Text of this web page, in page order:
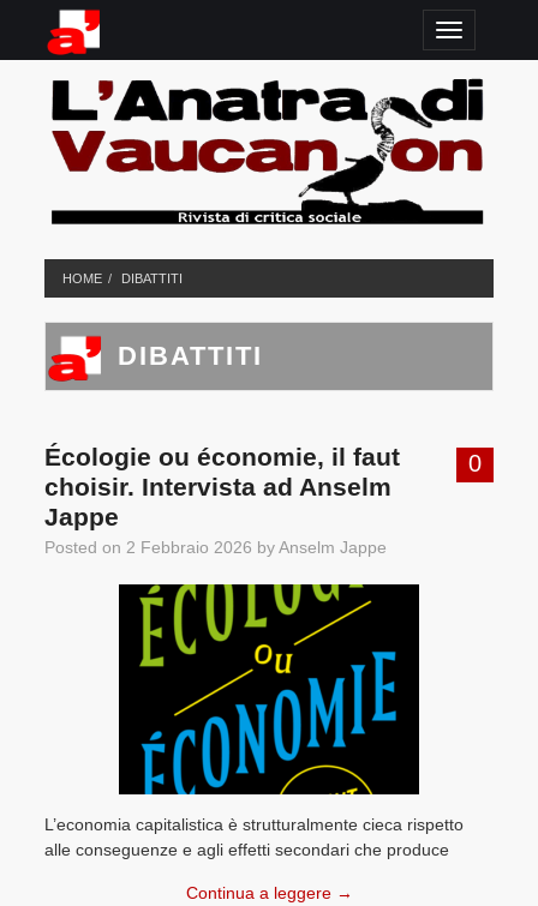
TOGGLE
HOME DIBATTITI
DIBATTITI
0
Écologie ou économie, il faut
choisir. Intervista ad Anselm
Jappe
Posted on 2 Febbraio 2026 by Anselm Jappe
L’economia capitalistica è strutturalmente cieca rispetto
alle conseguenze e agli effetti secondari che produce
Continua a leggere →